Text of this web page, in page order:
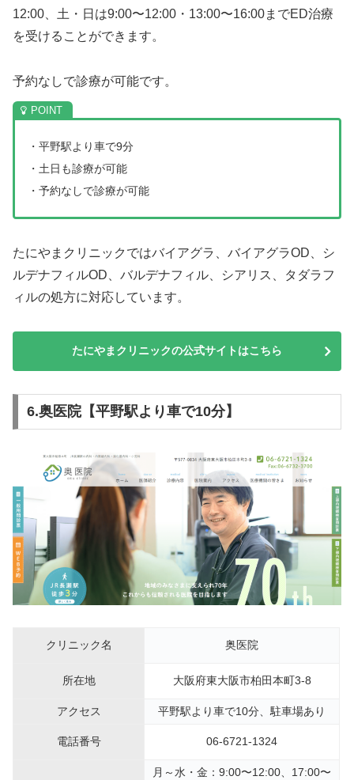
12:00、土・日は9:00〜12:00・13:00〜16:00までED治療
を受けることができます。
予約なしで診療が可能です。
・平野駅より車で9分
・土日も診療が可能
・予約なしで診療が可能
たにやまクリニックではバイアグラ、バイアグラOD、シ
ルデナフィルOD、バルデナフィル、シアリス、タダラフ
ィルの処方に対応しています。
たにやまクリニックの公式サイトはこちら
6.奥医院【平野駅より車で10分】
クリニック名 奥医院
所在地 大阪府東大阪市柏田本町3-8
アクセス 平野駅より車で10分、駐車場あり
電話番号 06-6721-1324
月～水・金：9:00〜12:00、17:00〜